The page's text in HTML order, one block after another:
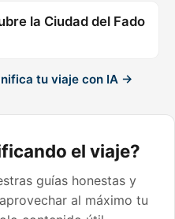
la Ciudad del Fado
tu viaje con IA →
el viaje?
guías honestas y
al máximo tu